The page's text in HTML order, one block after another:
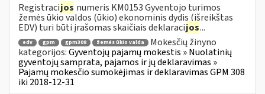
Registracijos numeris KM0153 Gyventojo turimos
žemės ūkio valdos (ūkio) ekonominis dydis (išreikštas
EDV) turi būti įrašomas skaičiais deklaracijos...
edv gpm gpm308 žemės ūkio valda
Mokesčių žinyno
kategorijos:Gyventojų pajamų mokestis » Nuolatinių
gyventojų samprata, pajamos ir jų deklaravimas »
Pajamų mokesčio sumokėjimas ir deklaravimas GPM 308
iki 2018-12-31